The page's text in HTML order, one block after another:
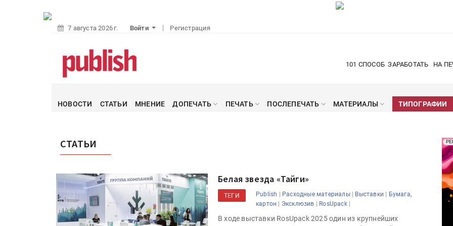
7 августа 2026 г. Войти Регистрация
101 СПОСОБ ЗАРАБОТАТЬ НА
НОВОСТИ СТАТЬИ МНЕНИЕ ДОПЕЧАТЬ ПЕЧАТЬ ПОСЛЕПЕЧАТЬ МАТЕРИАЛЫ ТИПОГРАФИИ
СТАТЬИ
Белая звезда «Тайги»
ТЕГИ Publish | Расходные материалы| Выставки | Бумага,
картон | Эксклюзив | RosUpack|
В ходе выставки RosUpack 2025 один из крупнейших